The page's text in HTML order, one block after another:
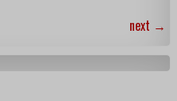
next →